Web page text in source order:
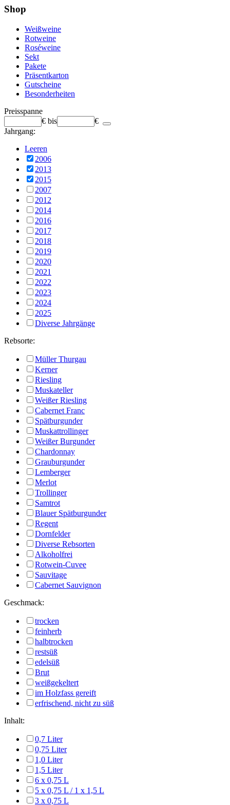
Shop
Weißweine
Rotweine
Roséweine
Sekt
Pakete
Präsentkarton
Gutscheine
Besonderheiten
Preisspanne
€ bis
€
Jahrgang:
Leeren
2006
2013
2015
2007
2012
2014
2016
2017
2018
2019
2020
2021
2022
2023
2024
2025
Diverse Jahrgänge
Rebsorte:
Müller Thurgau
Kerner
Riesling
Muskateller
Weißer Riesling
Cabernet Franc
Spätburgunder
Muskattrollinger
Weißer Burgunder
Chardonnay
Grauburgunder
Lemberger
Merlot
Trollinger
Samtrot
Blauer Spätburgunder
Regent
Dornfelder
Diverse Rebsorten
Alkoholfrei
Rotwein-Cuvee
Sauvitage
Cabernet Sauvignon
Geschmack:
trocken
feinherb
halbtrocken
restsüß
edelsüß
Brut
weißgekeltert
im Holzfass gereift
erfrischend, nicht zu süß
Inhalt:
0,7 Liter
0,75 Liter
1,0 Liter
1,5 Liter
6 x 0,75 L
5 x 0,75 L / 1 x 1,5 L
3 x 0,75 L